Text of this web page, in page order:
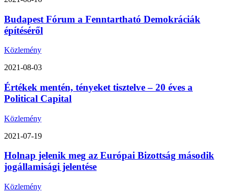
Budapest Fórum a Fenntartható Demokráciák
építéséről
Közlemény
2021-08-03
Értékek mentén, tényeket tisztelve – 20 éves a
Political Capital
Közlemény
2021-07-19
Holnap jelenik meg az Európai Bizottság második
jogállamisági jelentése
Közlemény